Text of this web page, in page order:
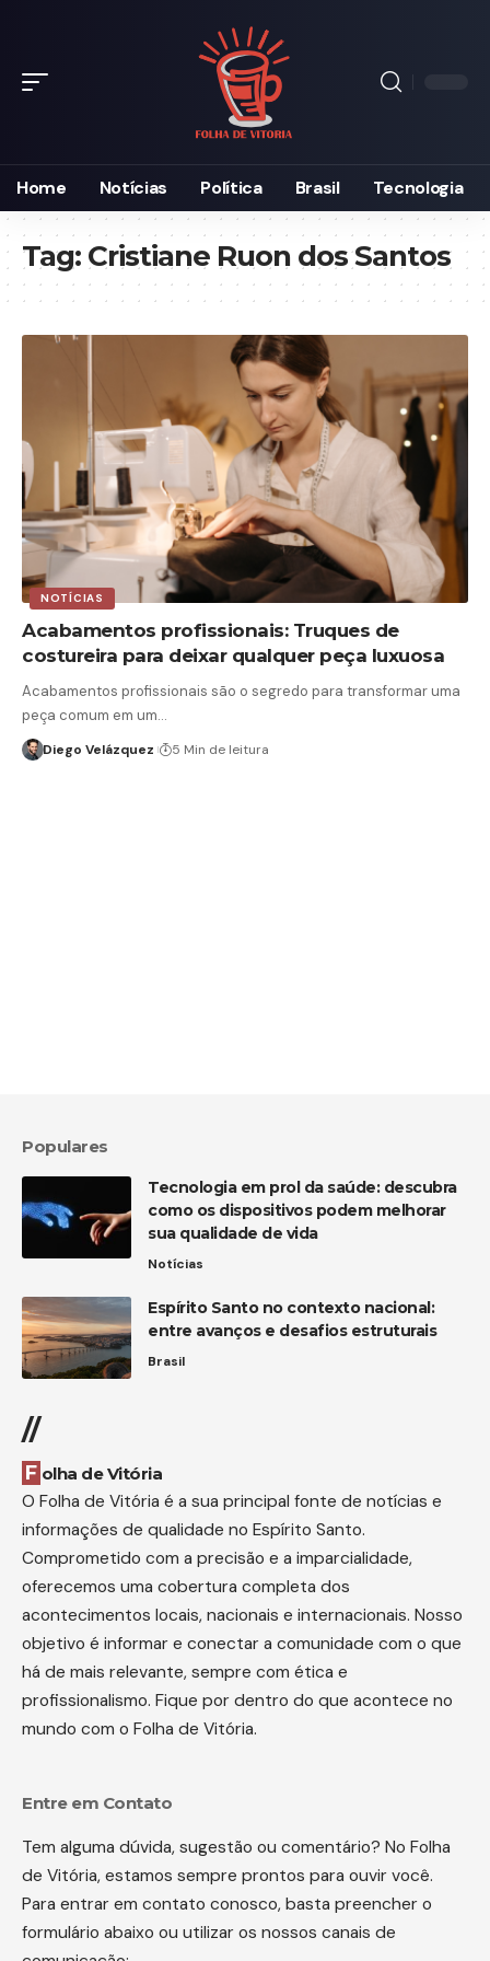
Home Notícias Política Brasil Tecnologia
Tag: Cristiane Ruon dos Santos
NOTÍCIAS
Acabamentos profissionais: Truques de
costureira para deixar qualquer peça luxuosa
Acabamentos profissionais são o segredo para transformar uma
peça comum em um…
Diego Velázquez 5 Min de leitura
Populares
Tecnologia em prol da saúde: descubra
como os dispositivos podem melhorar
sua qualidade de vida
Notícias
Espírito Santo no contexto nacional:
entre avanços e desafios estruturais
Brasil
//
Folha de Vitória
O Folha de Vitória é a sua principal fonte de notícias e
informações de qualidade no Espírito Santo.
Comprometido com a precisão e a imparcialidade,
oferecemos uma cobertura completa dos
acontecimentos locais, nacionais e internacionais. Nosso
objetivo é informar e conectar a comunidade com o que
há de mais relevante, sempre com ética e
profissionalismo. Fique por dentro do que acontece no
mundo com o Folha de Vitória.
Entre em Contato
Tem alguma dúvida, sugestão ou comentário? No Folha
de Vitória, estamos sempre prontos para ouvir você.
Para entrar em contato conosco, basta preencher o
formulário abaixo ou utilizar os nossos canais de